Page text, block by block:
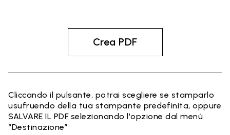
Crea PDF
Cliccando il pulsante, potrai scegliere se stamparlo
usufruendo della tua stampante predefinita, oppure
SALVARE IL PDF selezionando l'opzione dal menù
“Destinazione”